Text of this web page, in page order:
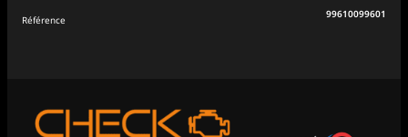
Référence 99610099601